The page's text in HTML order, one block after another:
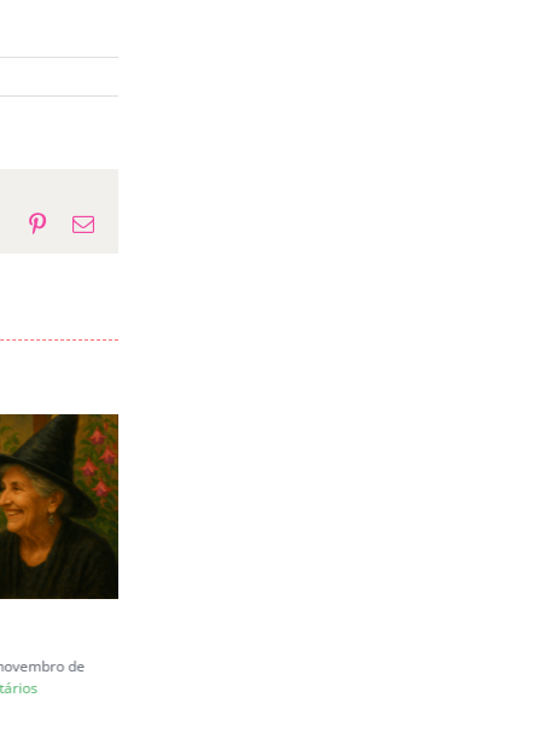
TumblrPinterest
E-
de